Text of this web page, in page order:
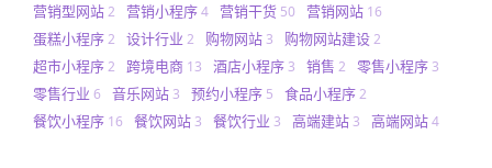
营销型网站2 营销小程序4 营销干货 50 营销网站 16
蛋糕小程序2 设计行业 2 购物网站 3 购物网站建设2
超市小程序2 跨境电商 13 酒店小程序 3 销售 2 零售小程序 3
零售行业 6 音乐网站 3 预约小程序 5 食品小程序2
餐饮小程序 16 餐饮网站 3 餐饮行业 3 高端建站 3 高端网站4